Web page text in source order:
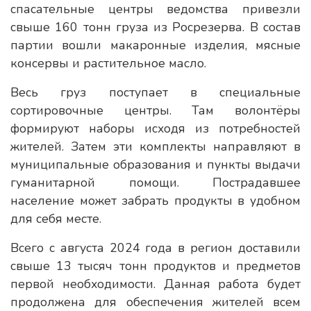
спасательные центры ведомства привезли
свыше 160 тонн груза из Росрезерва. В состав
партии вошли макаронные изделия, мясные
консервы и растительное масло.
Весь груз поступает в специальные
сортировочные центры. Там волонтёры
формируют наборы исходя из потребностей
жителей. Затем эти комплекты направляют в
муниципальные образования и пункты выдачи
гуманитарной помощи. Пострадавшее
население может забрать продукты в удобном
для себя месте.
Всего с августа 2024 года в регион доставили
свыше 13 тысяч тонн продуктов и предметов
первой необходимости. Данная работа будет
продолжена для обеспечения жителей всем